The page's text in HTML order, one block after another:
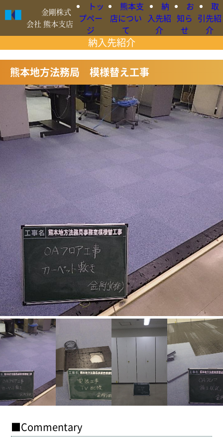
金剛株式
会社 熊本支店
○日本語
トッ
プペー
ジ
熊本支
店につい
て
納
入先紹
介
お
知ら
せ
取
引先紹
介
納入先紹介
熊本地方法務局 模様替え工事
■Commentary